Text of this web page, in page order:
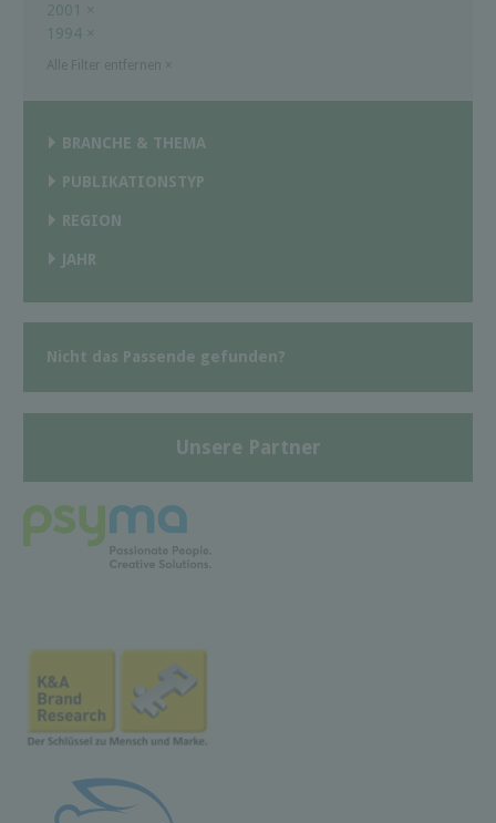
2001
×
1994 ×
BRANCHE & THEMA
PUBLIKATIONSTYP
REGION
JAHR
Nicht das Passende gefunden?
Unsere Partner